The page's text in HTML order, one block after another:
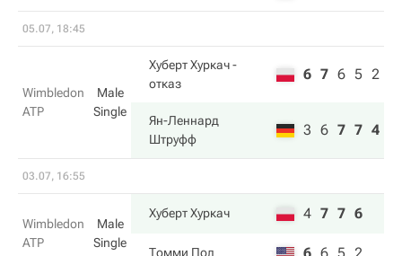
05.07, 18:45
Wimbledon
ATP
Male
Single
Хуберт Хуркач-
отказ
6 7 6 5 2
Ян-Леннард
Штруфф
3 6 7 7 4
03.07, 16:55
Wimbledon
ATP
Male
Single
Хуберт Хуркач 4 7 7 6
Томми Пол